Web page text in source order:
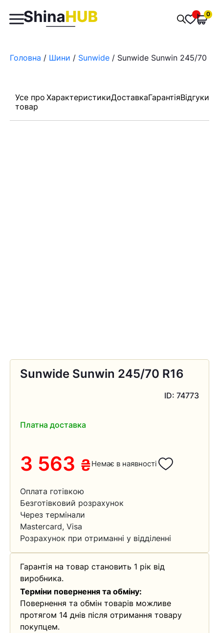
Пошук
товарів
0
Головна / Шини / Sunwide / Sunwide Sunwin 245/70
Усе про
товар
ХарактеристикиДоставкаГарантіяВідгуки
Sunwide Sunwin 245/70 R16
ID: 74773
Платна доставка
3 563 ₴Немає в наявності
Оплата готівкою
Безготівковий розрахунок
Через термінали
Mastercard, Visa
Розрахунок при отриманні у відділенні
Гарантія на товар становить 1 рік від
виробника.
Терміни повернення та обміну:
Повернення та обмін товарів можливе
протягом 14 днів після отримання товару
покупцем.